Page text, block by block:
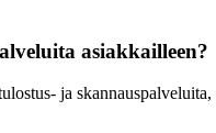
asiakkailleen?
ja